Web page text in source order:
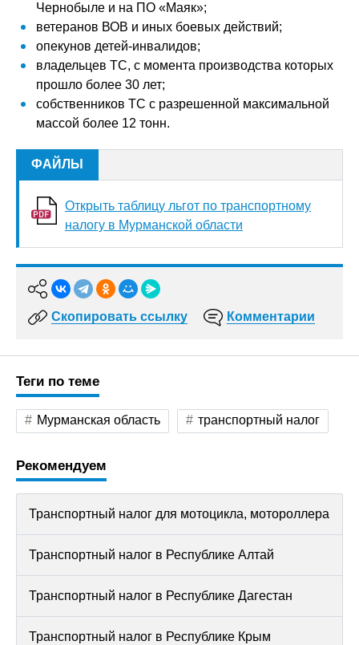
Чернобыле и на ПО «Маяк»;
ветеранов ВОВ и иных боевых действий;
опекунов детей-инвалидов;
владельцев ТС, с момента производства которых
прошло более 30 лет;
собственников ТС с разрешенной максимальной
массой более 12 тонн.
ФАЙЛЫ
Открыть таблицу льгот по транспортному
налогу в Мурманской области
Скопировать ссылку Комментарии
Теги по теме
Мурманская область транспортный налог
Рекомендуем
Транспортный налог для мотоцикла, мотороллера
Транспортный налог в Республике Алтай
Транспортный налог в Республике Дагестан
Транспортный налог в Республике Крым